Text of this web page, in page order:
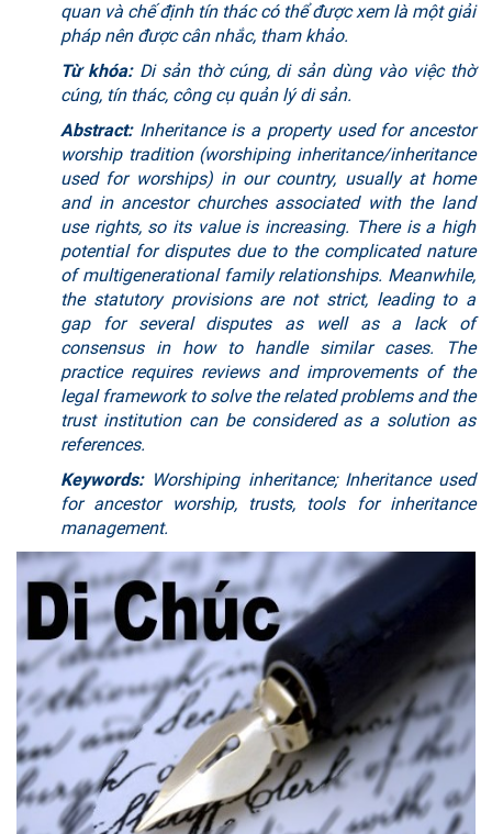
quan và chế định tín thác có thể được xem là một giải
pháp nên được cân nhắc, tham khảo.
Từ khóa: Di sản thờ cúng, di sản dùng vào việc thờ
cúng, tín thác, công cụ quản lý di sản.
Abstract:Inheritance is a property used for ancestor
worship tradition (worshiping inheritance/inheritance
used for worships) in our country, usually at home
and in ancestor churches associated with the land
use rights, so its value is increasing. There is a high
potential for disputes due to the complicated nature
of multigenerational family relationships. Meanwhile,
the statutory provisions are not strict, leading to a
gap for several disputes as well as a lack of
consensus in how to handle similar cases. The
practice requires reviews and improvements of the
legal framework to solve the related problems and the
trust institution can be considered as a solution as
references.
Keywords: Worshiping inheritance; Inheritance used
for ancestor worship, trusts, tools for inheritance
management.